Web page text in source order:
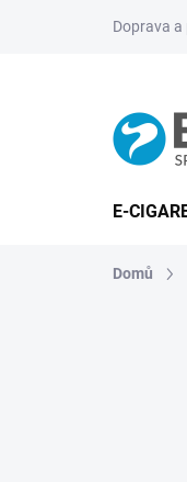
Doprava a
E-
Domů